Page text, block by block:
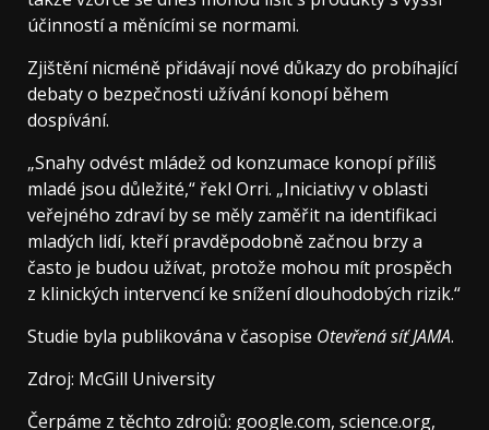
účinností a měnícími se normami.
Zjištění nicméně přidávají nové důkazy do probíhající
debaty o bezpečnosti užívání konopí během
dospívání.
„Snahy odvést mládež od konzumace konopí příliš
mladé jsou důležité,“ řekl Orri. „Iniciativy v oblasti
veřejného zdraví by se měly zaměřit na identifikaci
mladých lidí, kteří pravděpodobně začnou brzy a
často je budou užívat, protože mohou mít prospěch
z klinických intervencí ke snížení dlouhodobých rizik.“
Studie byla publikována v časopise Otevřená síť JAMA.
Zdroj: McGill University
Čerpáme z těchto zdrojů: google.com, science.org,